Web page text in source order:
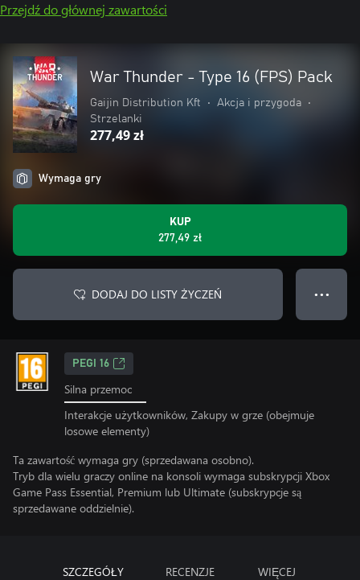
Przejdź do głównej zawartości
War Thunder - Type 16 (FPS) Pack
Gaijin Distribution Kft • Akcja i przygoda
•
Strzelanki
277,49 zł
Wymaga gry
KUP
277,49 zł
DODAJ DO LISTY ŻYCZEŃ ● ● ●
PEGI 16
Silna przemoc
Interakcje użytkowników, Zakupy w grze (obejmuje
losowe elementy)
Ta zawartość wymaga gry (sprzedawana osobno).
Tryb dla wielu graczy online na konsoli wymaga subskrypcji Xbox
Game Pass Essential, Premium lub Ultimate (subskrypcje są
sprzedawane oddzielnie).
SZCZEGÓŁY RECENZJE WIĘCEJ